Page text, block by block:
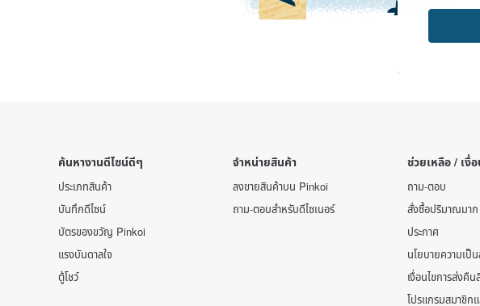
ค้นหางานดีไซน์ดีๆ
ประเภทสินค้า
บันทึกดีไซน์
บัตรของขวัญ Pinkoi
แรงบันดาลใจ
ตู้โชว์
จำหน่ายสินค้า
ลงขายสินค้าบน Pinkoi
ถาม-ตอบสำหรับดีไซเนอร์
ช่วยเหลือ / เงื่
ถาม-ตอบ
สั่งซื้อปริมาณมาก
ประกาศ
นโยบายความเป็
เงื่อนไขการส่งคื
โปรแกรมสมาชิก